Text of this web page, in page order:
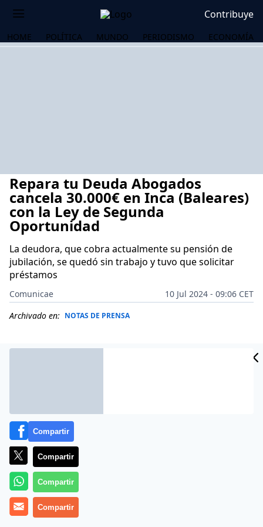
Contribuye
HOME POLÍTICA MUNDO PERIODISMO ECONOMÍA
Repara tu Deuda Abogados
cancela 30.000€ en Inca (Baleares)
con la Ley de Segunda
Oportunidad
La deudora, que cobra actualmente su pensión de
jubilación, se quedó sin trabajo y tuvo que solicitar
préstamos
Comunicae
10 Jul 2024 - 09:06 CET
Archivado en: NOTAS DE PRENSA
Repara tu Deuda
España en la Ley de Segunda Oportunidad, ha logrado
Compartir
Compartir
Compartir
Compartir